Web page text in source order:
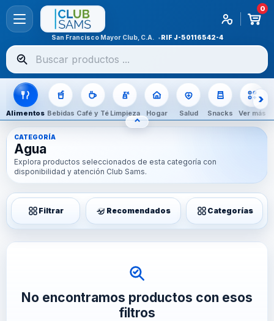
0
San Francisco Mayor Club, C.A. RIF J-50116542-4
Buscar
productos
Alimentos Bebidas Café y Té Limpieza Hogar Salud Snacks Ver más
⌃OCULTAR CATEGORÍAS
CATEGORÍA
Agua
Explora productos seleccionados de esta categoría con
disponibilidad y atención Club Sams.
Filtrar Recomendados Categorías
No encontramos productos con esos
filtros